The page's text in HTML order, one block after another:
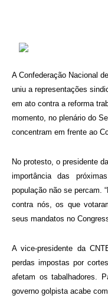
A Confederação Nacional
uniu a representações
em ato contra a reforma
momento, no plenário do
concentram em frente ao
No protesto, o presidente
importância das
população não se percam.
contra nós, os que
seus mandatos no
A vice-presidente da
perdas impostas por
afetam os tabalhadores.
governo golpista acabe